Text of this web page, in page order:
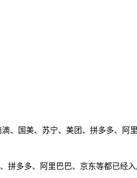
、国美、苏宁、美团、拼多多、阿
拼多多、阿里巴巴、京东等都已经